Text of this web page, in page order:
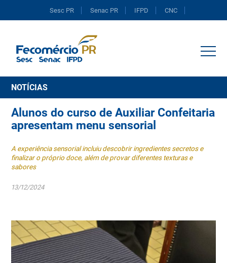
Sesc PR Senac PR IFPD CNC
NOTÍCIAS
Alunos do curso de Auxiliar Confeitaria
apresentam menu sensorial
A experiência sensorial incluiu descobrir ingredientes secretos e
finalizar o próprio doce, além de provar diferentes texturas e
sabores
13/12/2024